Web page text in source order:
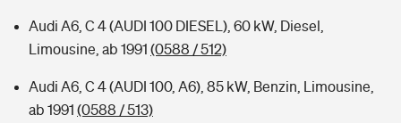
Audi A6, C 4 (AUDI 100 DIESEL), 60 kW, Diesel,
Limousine, ab 1991 (0588 / 512)
Audi A6, C 4 (AUDI 100, A6), 85 kW, Benzin, Limousine,
ab 1991 (0588 / 513)